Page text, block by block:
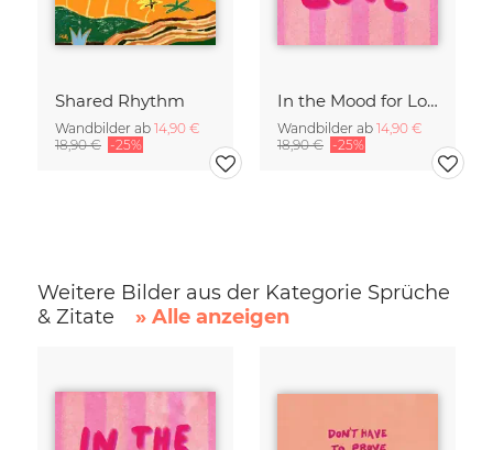
Shared Rhythm
Wandbilder ab 14,90 €
18,90 € -25%
In the Mood for Love - Handlettering
Wandbilder ab 14,90 €
18,90 € -25%
Weitere Bilder aus der Kategorie Sprüche
& Zitate
» Alle anzeigen